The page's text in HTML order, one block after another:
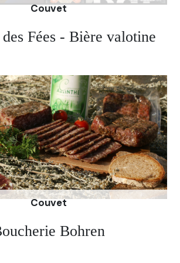
Couvet
Fées - Bière valotine
trois fondateurs et de leur
la région de la célèbre fée verte.
Plus d'informations
Couvet
Bohren